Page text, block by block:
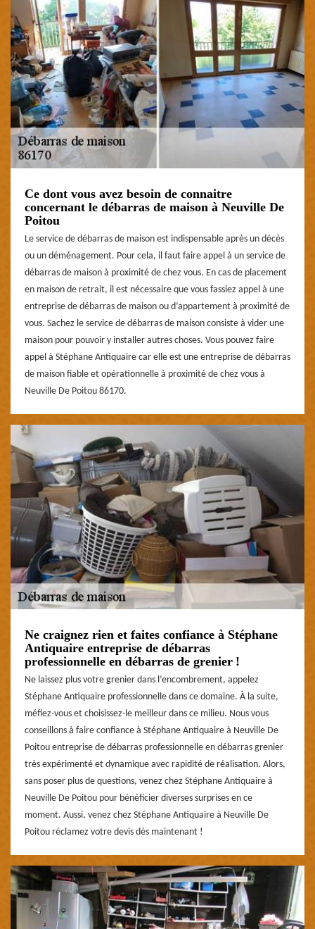
Ce dont vous avez besoin de connaitre
concernant le débarras de maison à Neuville De
Poitou
Le service de débarras de maison est indispensable après un décès
ou un déménagement. Pour cela, il faut faire appel à un service de
débarras de maison à proximité de chez vous. En cas de placement
en maison de retrait, il est nécessaire que vous fassiez appel à une
entreprise de débarras de maison ou d’appartement à proximité de
vous. Sachez le service de débarras de maison consiste à vider une
maison pour pouvoir y installer autres choses. Vous pouvez faire
appel à Stéphane Antiquaire car elle est une entreprise de débarras
de maison fiable et opérationnelle à proximité de chez vous à
Neuville De Poitou 86170.
Ne craignez rien et faites confiance à Stéphane
Antiquaire entreprise de débarras
professionnelle en débarras de grenier !
Ne laissez plus votre grenier dans l’encombrement, appelez
Stéphane Antiquaire professionnelle dans ce domaine. À la suite,
méfiez-vous et choisissez-le meilleur dans ce milieu. Nous vous
conseillons à faire confiance à Stéphane Antiquaire à Neuville De
Poitou entreprise de débarras professionnelle en débarras grenier
très expérimenté et dynamique avec rapidité de réalisation. Alors,
sans poser plus de questions, venez chez Stéphane Antiquaire à
Neuville De Poitou pour bénéficier diverses surprises en ce
moment. Aussi, venez chez Stéphane Antiquaire à Neuville De
Poitou réclamez votre devis dès maintenant !